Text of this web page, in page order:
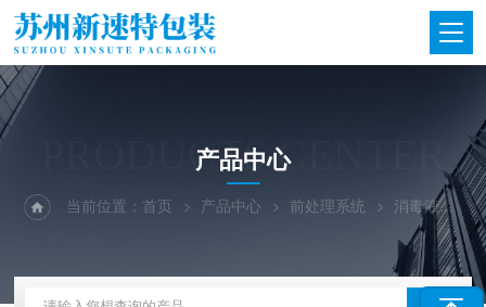
PRODUCTS CENTER
产品中心
当前位置：首页 产品中心 前处理系统 消毒液调配系统